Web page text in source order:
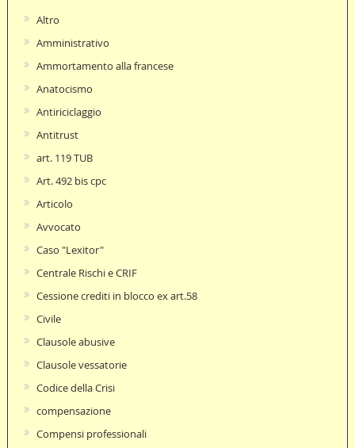
Altro
Amministrativo
Ammortamento alla francese
Anatocismo
Antiriciclaggio
Antitrust
art. 119 TUB
Art. 492 bis cpc
Articolo
Avvocato
Caso "Lexitor"
Centrale Rischi e CRIF
Cessione crediti in blocco ex art.58
Civile
Clausole abusive
Clausole vessatorie
Codice della Crisi
compensazione
Compensi professionali